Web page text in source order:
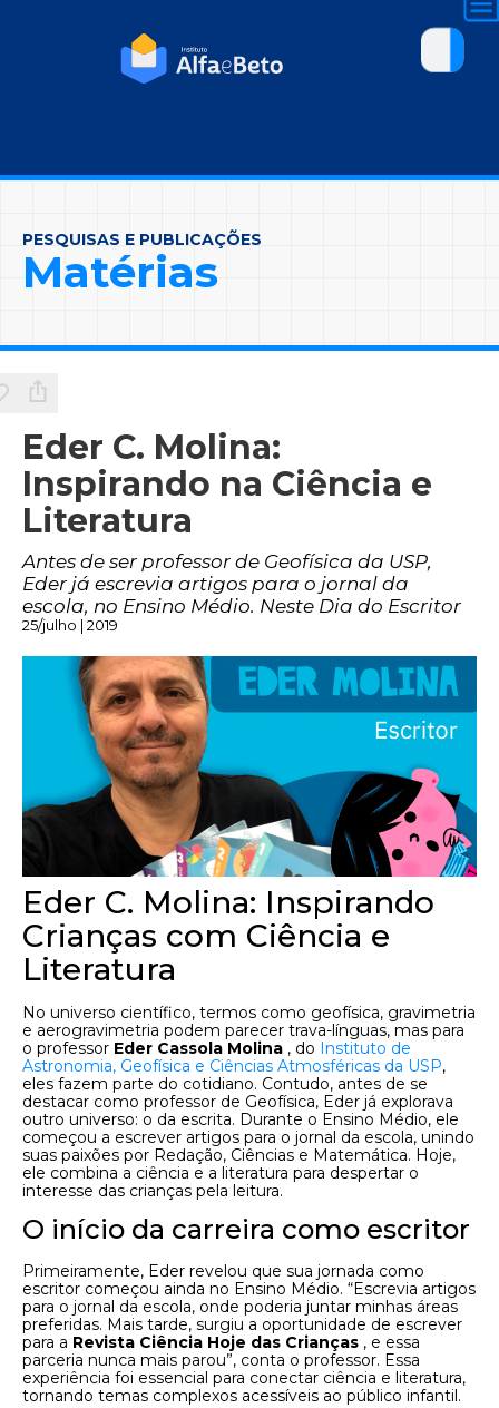
PESQUISAS E PUBLICAÇÕES
Matérias
Eder C. Molina:
Inspirando na Ciência e
Literatura
Antes de ser professor de Geofísica da USP,
Eder já escrevia artigos para o jornal da
escola, no Ensino Médio. Neste Dia do Escritor
25/julho | 2019
Eder C. Molina: Inspirando
Crianças com Ciência e
Literatura
No universo científico, termos como geofísica, gravimetria
e aerogravimetria podem parecer trava-línguas, mas para
o professor Eder Cassola Molina , do Instituto de
Astronomia, Geofísica e Ciências Atmosféricas da USP,
eles fazem parte do cotidiano. Contudo, antes de se
destacar como professor de Geofísica, Eder já explorava
outro universo: o da escrita. Durante o Ensino Médio, ele
começou a escrever artigos para o jornal da escola, unindo
suas paixões por Redação, Ciências e Matemática. Hoje,
ele combina a ciência e a literatura para despertar o
interesse das crianças pela leitura.
O início da carreira como escritor
Primeiramente, Eder revelou que sua jornada como
escritor começou ainda no Ensino Médio. “Escrevia artigos
para o jornal da escola, onde poderia juntar minhas áreas
preferidas. Mais tarde, surgiu a oportunidade de escrever
para a Revista Ciência Hoje das Crianças , e essa
parceria nunca mais parou”, conta o professor. Essa
experiência foi essencial para conectar ciência e literatura,
tornando temas complexos acessíveis ao público infantil.